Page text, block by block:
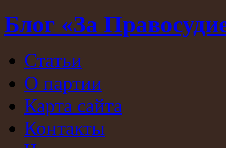
Блог «За
Статьи
О партии
Карта сайта
Контакты